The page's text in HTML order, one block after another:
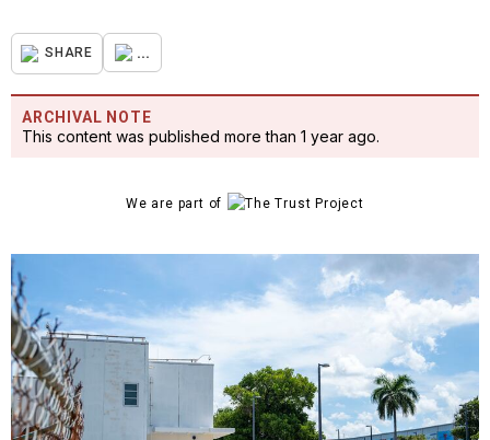
SHARE ...
ARCHIVAL NOTE
This content was published more than 1 year ago.
We are part of